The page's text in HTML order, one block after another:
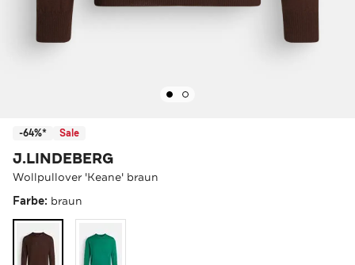
-64%* Sale
J.LINDEBERG
Wollpullover 'Keane' braun
Farbe: braun